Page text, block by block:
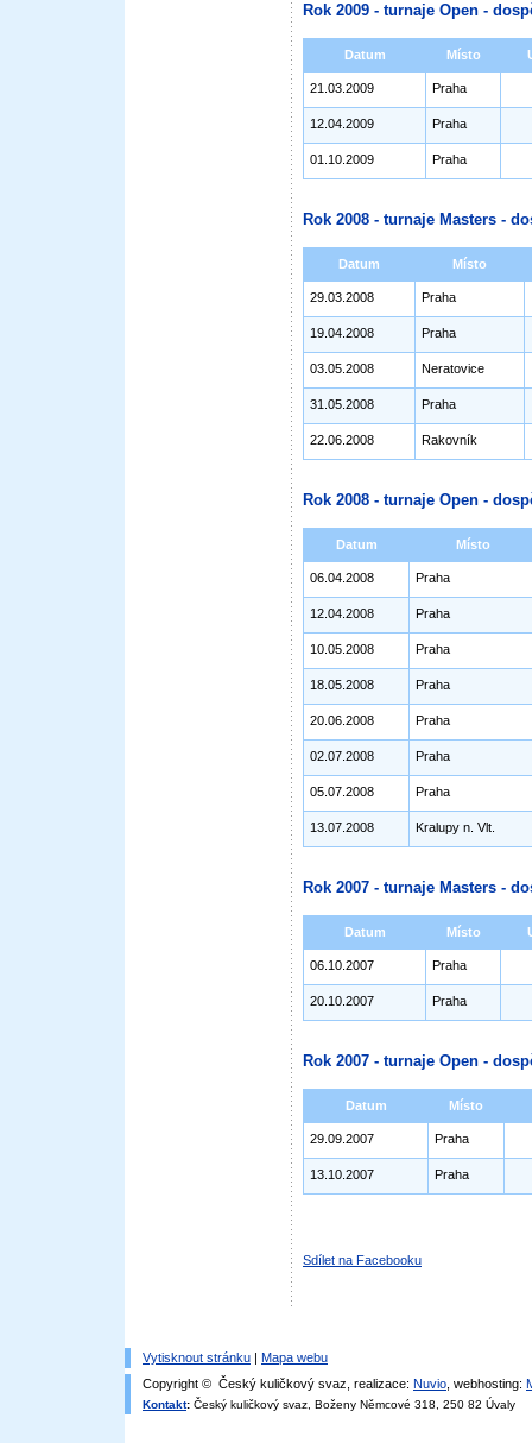
Rok 2009 - turnaje Open -
Datum Místo
21.03.2009 Praha
12.04.2009 Praha
01.10.2009 Praha
Rok 2008 - turnaje Masters -
Datum Místo
29.03.2008 Praha
19.04.2008 Praha
03.05.2008 Neratovice
31.05.2008 Praha
22.06.2008 Rakovník
Rok 2008 - turnaje Open -
Datum Místo
06.04.2008 Praha
12.04.2008 Praha
10.05.2008 Praha
18.05.2008 Praha
20.06.2008 Praha
02.07.2008 Praha
05.07.2008 Praha
13.07.2008 Kralupy n. Vlt.
Rok 2007 - turnaje Masters -
Datum Místo
06.10.2007 Praha
20.10.2007 Praha
Rok 2007 - turnaje Open -
Datum Místo
29.09.2007 Praha
13.10.2007 Praha
Sdílet na Facebooku
Vytisknout stránku | Mapa webu
Copyright © Český kuličkový svaz, realizace: Nuvio , webhosting:
Kontakt: Český kuličkový svaz, Boženy Němcové 318, 250 82 Úvaly